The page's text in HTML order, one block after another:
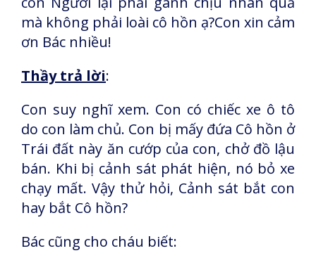
mà không phải loài cô hồn ạ?Con xin cảm
ơn Bác nhiều!
Thầy trả lời:
Con suy nghĩ xem. Con có chiếc xe ô tô
do con làm chủ. Con bị mấy đứa Cô hồn ở
Trái đất này ăn cướp của con, chở đồ lậu
bán. Khi bị cảnh sát phát hiện, nó bỏ xe
chạy mất. Vậy thử hỏi, Cảnh sát bắt con
hay bắt Cô hồn?
Bác cũng cho cháu biết: